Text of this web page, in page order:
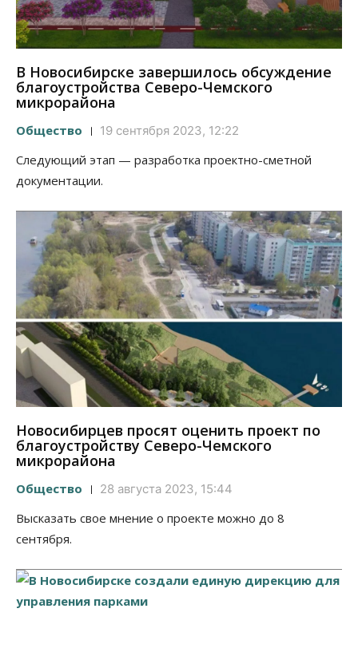
В Новосибирске завершилось обсуждение
благоустройства Северо-Чемского
микрорайона
Общество 19 сентября 2023, 12:22
Следующий этап — разработка проектно-сметной
документации.
Новосибирцев просят оценить проект по
благоустройству Северо-Чемского
микрорайона
Общество 28 августа 2023, 15:44
Высказать свое мнение о проекте можно до 8
сентября.